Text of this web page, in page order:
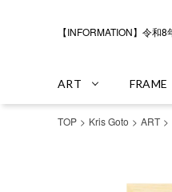
ART FRAME
TOP Kris Goto ART